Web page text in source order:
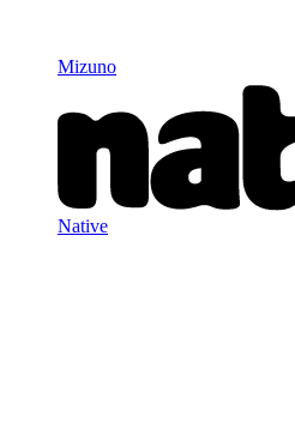
Mizuno
Native